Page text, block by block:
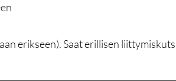
erikseen). Saat erillisen